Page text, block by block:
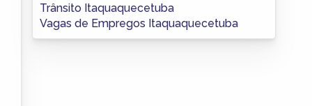
Trânsito Itaquaquecetuba
Vagas de Empregos Itaquaquecetuba